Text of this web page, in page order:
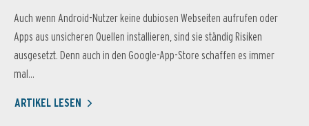
Auch wenn Android-Nutzer keine dubiosen Webseiten aufrufen oder
Apps aus unsicheren Quellen installieren, sind sie ständig Risiken
ausgesetzt. Denn auch in den Google-App-Store schaffen es immer
mal...
ARTIKEL LESEN